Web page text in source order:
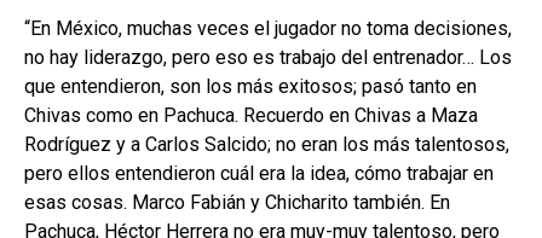
“En México, muchas veces el jugador no toma decisiones,
no hay liderazgo, pero eso es trabajo del entrenador… Los
que entendieron, son los más exitosos; pasó tanto en
Chivas como en Pachuca. Recuerdo en Chivas a Maza
Rodríguez y a Carlos Salcido; no eran los más talentosos,
pero ellos entendieron cuál era la idea, cómo trabajar en
esas cosas. Marco Fabián y Chicharito también. En
Pachuca, Héctor Herrera no era muy-muy talentoso, pero